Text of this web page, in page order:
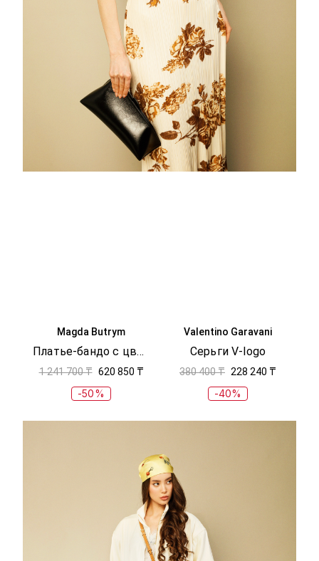
Magda Butrym
Платье-бандо с цветочным принтом
1 241 700 ₸ 620 850 ₸
-50%
Valentino Garavani
Серьги V-logo
380 400 ₸ 228 240 ₸
-40%